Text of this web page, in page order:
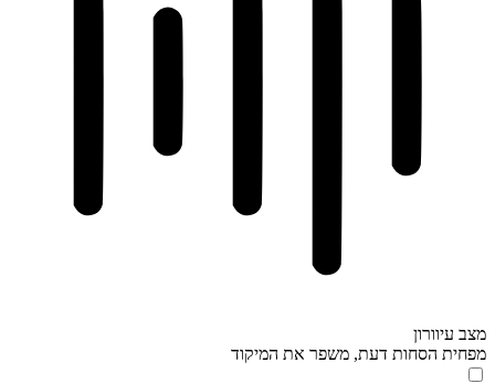
מצב עיוורון
מפחית הסחות דעת, משפר את המיקוד